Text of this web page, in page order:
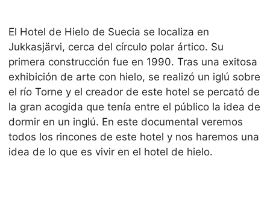
El Hotel de Hielo de Suecia se localiza en
Jukkasjärvi, cerca del círculo polar ártico. Su
primera construcción fue en 1990. Tras una exitosa
exhibición de arte con hielo, se realizó un iglú sobre
el río Torne y el creador de este hotel se percató de
la gran acogida que tenía entre el público la idea de
dormir en un inglú. En este documental veremos
todos los rincones de este hotel y nos haremos una
idea de lo que es vivir en el hotel de hielo.